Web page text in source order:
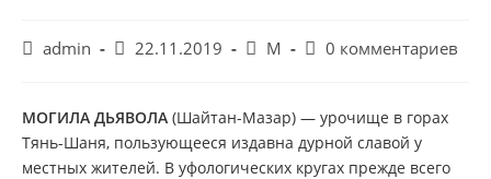
Авторadmin
Запись
22.11.2019
Рубрика
М
Комментарии
0 комментариев
МОГИЛА ДЬЯВОЛА (Шайтан-Мазар) — урочище в горах
Тянь-Шаня, пользующееся издавна дурной славой у
местных жителей. В уфологических кругах прежде всего